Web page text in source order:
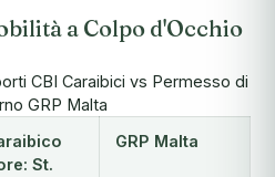
a Colpo d'Occhio
CBI Caraibici vs Permesso di
GRP Malta
St.
GRP Malta